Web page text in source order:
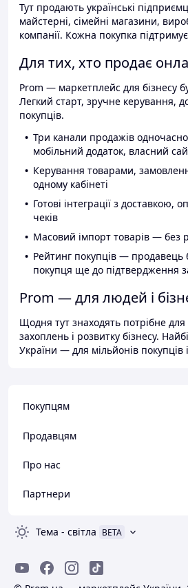
Тут продають українські
майстерні, сімейні магазини,
компанії. Кожна покупка
Для тих, хто продає
Prom — маркетплейс для бізнесу
Легкий старт, зручне керування,
покупців.
Три канали продажів
мобільний додаток, власний
Керування товарами,
одному кабінеті
Готові інтеграції з доставкою,
чеків
Масовий імпорт товарів — без
Рейтинг покупців — продавець
покупця ще до підтвердження
Prom — для людей і
Щодня тут знаходять потрібне
захоплень і розвитку бізнесу.
України — для мільйонів покупців
Покупцям
Продавцям
Про нас
Партнери
Тема - світла BETA